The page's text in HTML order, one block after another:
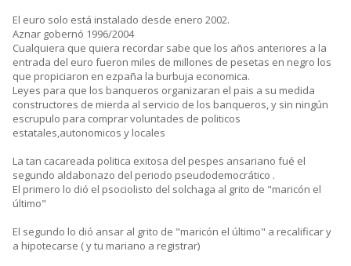
El euro solo está instalado desde enero 2002.
Aznar gobernó 1996/2004
Cualquiera que quiera recordar sabe que los años anteriores a la
entrada del euro fueron miles de millones de pesetas en negro los
que propiciaron en ezpaña la burbuja economica.
Leyes para que los banqueros organizaran el pais a su medida
constructores de mierda al servicio de los banqueros, y sin ningún
escrupulo para comprar voluntades de politicos
estatales,autonomicos y locales
La tan cacareada politica exitosa del pespes ansariano fué el
segundo aldabonazo del periodo pseudodemocrático .
El primero lo dió el psociolisto del solchaga al grito de "maricón el
último"
El segundo lo dió ansar al grito de "maricón el último" a recalificar y
a hipotecarse ( y tu mariano a registrar)